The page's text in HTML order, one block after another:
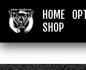
HOME
SHOP